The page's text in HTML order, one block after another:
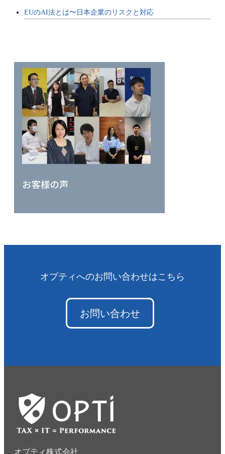
EUのAI法とは〜日本企業のリスクと対応
オプティへのお問い合わせはこちら
お問い合わせ
オプティ株式会社